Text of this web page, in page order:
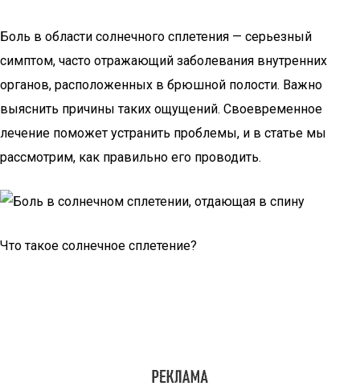
Боль в области солнечного сплетения — серьезный
симптом, часто отражающий заболевания внутренних
органов, расположенных в брюшной полости. Важно
выяснить причины таких ощущений. Своевременное
лечение поможет устранить проблемы, и в статье мы
рассмотрим, как правильно его проводить.
Что такое солнечное сплетение?